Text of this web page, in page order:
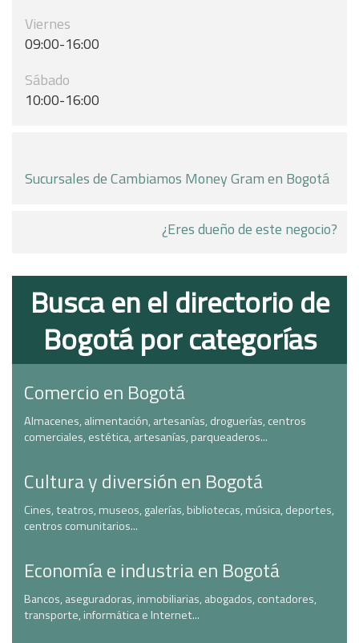
Viernes
09:00-16:00
Sábado
10:00-16:00
Sucursales de Cambiamos Money Gram en Bogotá
¿Eres dueño de este negocio?
Busca en el directorio de
Bogotá por categorías
Comercio en Bogotá
Almacenes, alimentación, artesanías, droguerías, centros
comerciales, estética, artesanías, parqueaderos...
Cultura y diversión en Bogotá
Cines, teatros, museos, galerías, bibliotecas, música, deportes,
centros comunitarios...
Economía e industria en Bogotá
Bancos, aseguradoras, inmobiliarias, abogados, contadores,
transporte, informática e Internet...